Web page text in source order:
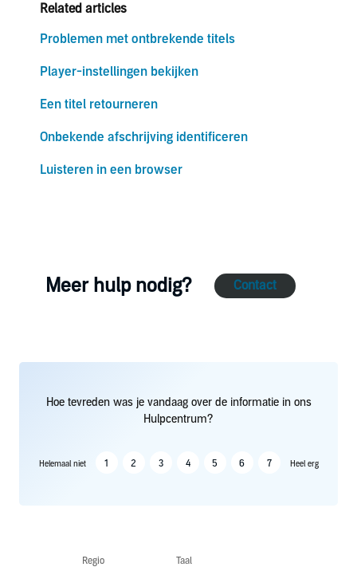
Related articles
Problemen met ontbrekende titels
Player-instellingen bekijken
Een titel retourneren
Onbekende afschrijving identificeren
Luisteren in een browser
Meer hulp nodig? Contact
Hoe tevreden was je vandaag over de informatie in ons
Hulpcentrum?
Helemaal niet 1 2 3 4 5 6 7 Heel erg
Regio Taal